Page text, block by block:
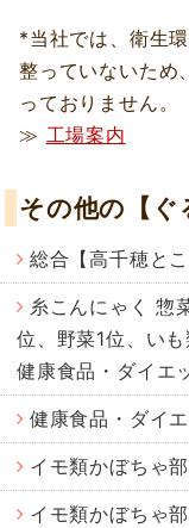
*当社では、衛生
整っていないため
っておりません。
≫ 工場案内
その他の【
総合【高千穂と
糸こんにゃく 惣
位、野菜1位、い
健康食品・ダイエ
健康食品・ダイ
イモ類かぼちゃ
イモ類かぼちゃ